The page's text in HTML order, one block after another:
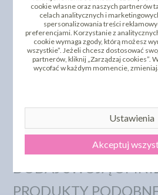
Kod kreskowy / EAN:
PRODUKTY
cookie własne oraz naszych partnerów
celach analitycznych i
spersonalizowania treści
preferencjami. Korzystanie z
cookie wymaga zgody, którą możesz
wszystkie”. Jeżeli chcesz dostosować
partnerów, kliknij „Zarządzaj cookies”.
wycofać w każdym momencie,
Ustawienia
Akceptuj